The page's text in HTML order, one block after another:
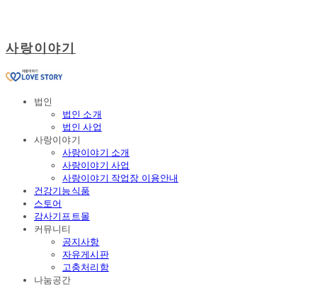
사랑이야기
법인
법인 소개
법인 사업
사랑이야기
사랑이야기 소개
사랑이야기 사업
사랑이야기 작업장 이용안내
건강기능식품
스토어
감사기프트몰
커뮤니티
공지사항
자유게시판
고충처리함
나눔공간